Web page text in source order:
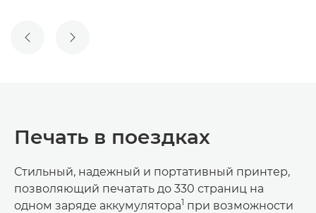
ПРЕДЫДУЩИЙ СЛАЙД
СЛЕДУЮЩИЙ СЛАЙД
Печать в поездках
Стильный, надежный и портативный принтер,
позволяющий печатать до 330 страниц на
одном заряде аккумулятора1 при возможности